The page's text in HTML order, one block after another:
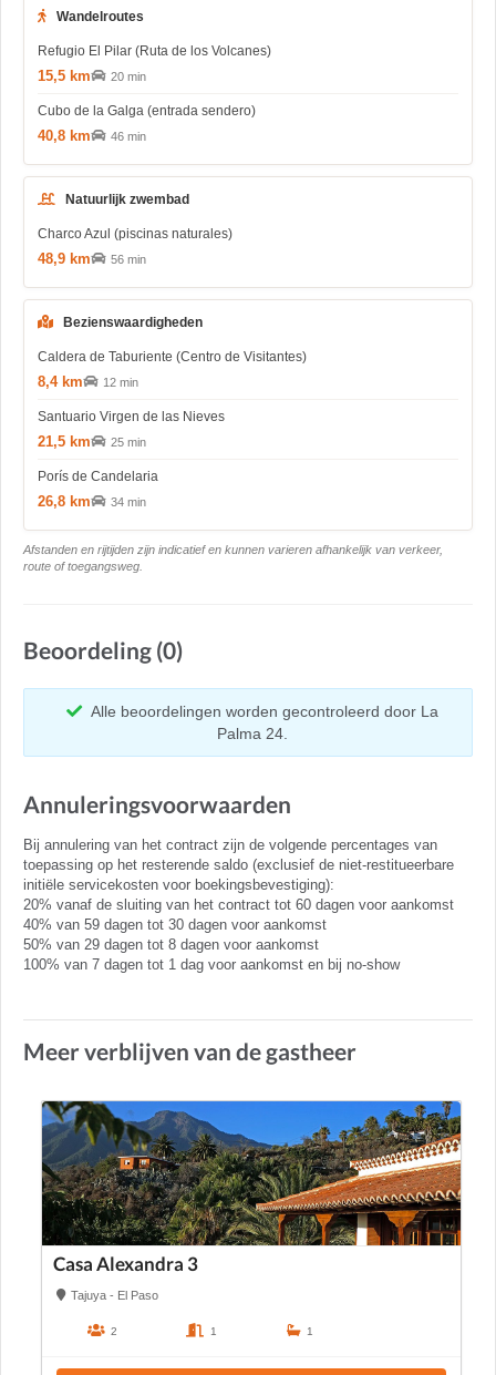
Wandelroutes
Refugio El Pilar (Ruta de los Volcanes)
15,5 km 20 min
Cubo de la Galga (entrada sendero)
40,8 km 46 min
Natuurlijk zwembad
Charco Azul (piscinas naturales)
48,9 km 56 min
Bezienswaardigheden
Caldera de Taburiente (Centro de Visitantes)
8,4 km 12 min
Santuario Virgen de las Nieves
21,5 km 25 min
Porís de Candelaria
26,8 km 34 min
Afstanden en rijtijden zijn indicatief en kunnen varieren afhankelijk van verkeer,
route of toegangsweg.
Beoordeling (0)
Alle beoordelingen worden gecontroleerd door La
Palma 24.
Annuleringsvoorwaarden
Bij annulering van het contract zijn de volgende percentages van
toepassing op het resterende saldo (exclusief de niet-restitueerbare
initiële servicekosten voor boekingsbevestiging):
20% vanaf de sluiting van het contract tot 60 dagen voor aankomst
40% van 59 dagen tot 30 dagen voor aankomst
50% van 29 dagen tot 8 dagen voor aankomst
100% van 7 dagen tot 1 dag voor aankomst en bij no-show
Meer verblijven van de gastheer
Casa Alexandra 3
Tajuya - El Paso
2 1 1